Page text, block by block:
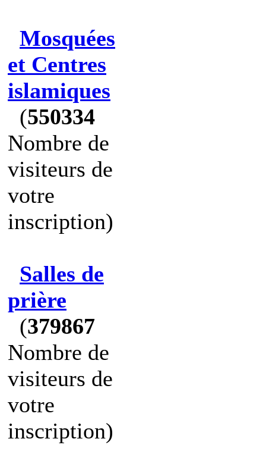
Mosquées
et Centres
islamiques
(550334
Nombre de
visiteurs de
votre
inscription)
Salles de
prière
(379867
Nombre de
visiteurs de
votre
inscription)